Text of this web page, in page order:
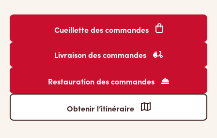
Cueillette des commandes
Livraison des commandes
Restauration des commandes
Obtenir l’itinéraire